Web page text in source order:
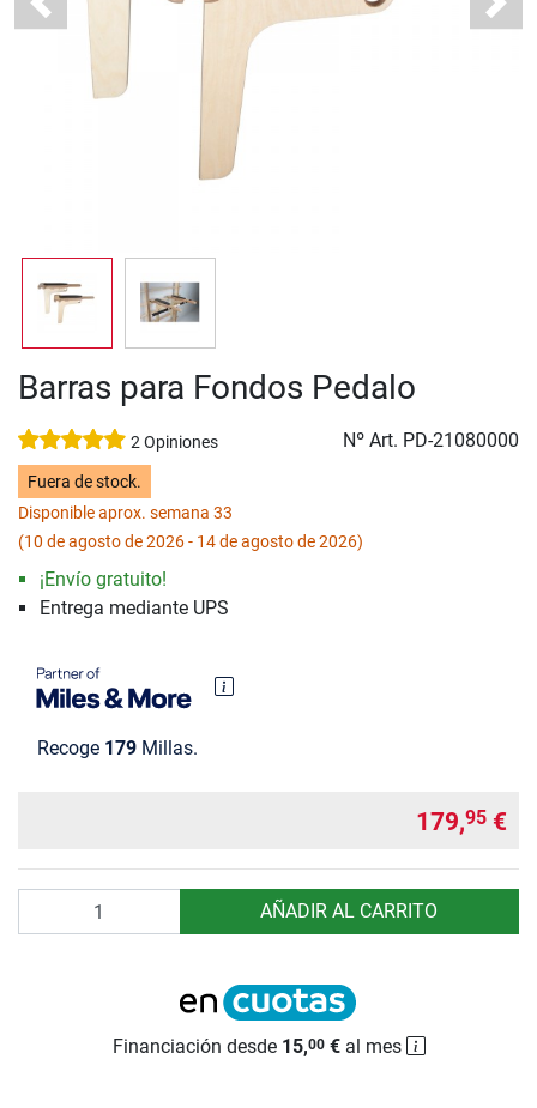
Previous Next
Barras para Fondos Pedalo
2 Opiniones Nº Art. PD-21080000
Fuera de stock.
Disponible aprox. semana 33
(10 de agosto de 2026 - 14 de agosto de 2026)
¡Envío gratuito!
Entrega mediante UPS
Recoge 179 Millas.
179,95 €
AÑADIR AL CARRITO
Financiación desde 15,00€al mes